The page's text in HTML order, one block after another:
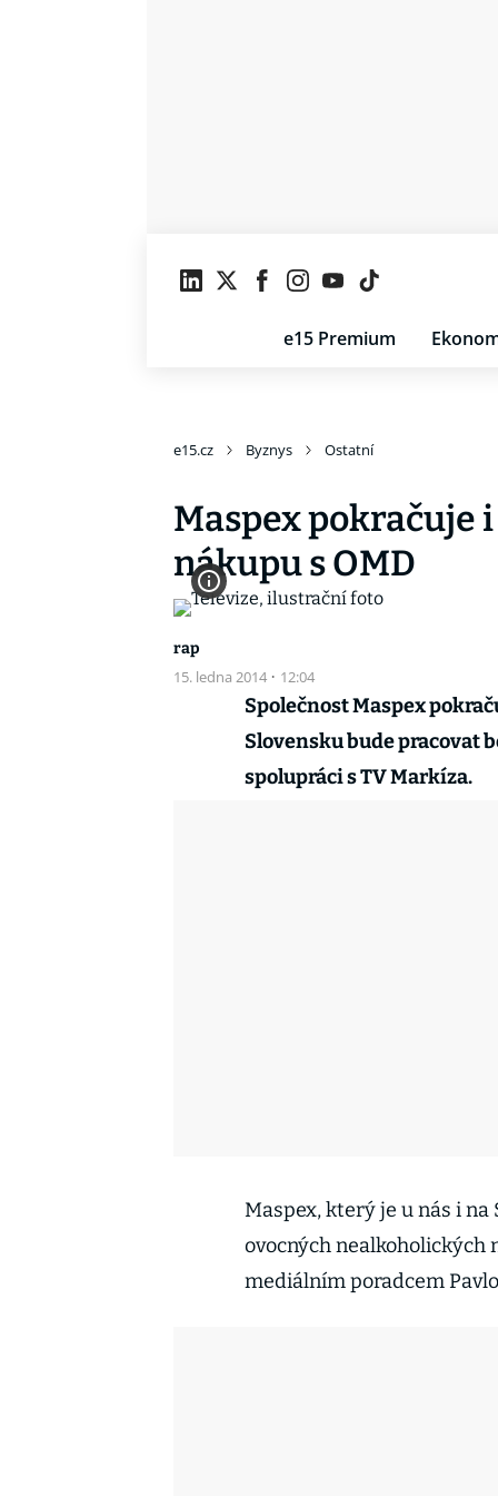
e15 Premium
e15.cz Byznys Ostatní
Maspex pokračuje
nákupu s OMD
rap
15. ledna 2014 · 12:04
Společnost Maspex
Slovensku bude pracovat
spolupráci s TV Markíza.
Maspex, který je u nás i
ovocných nealkoholických
mediálním poradcem